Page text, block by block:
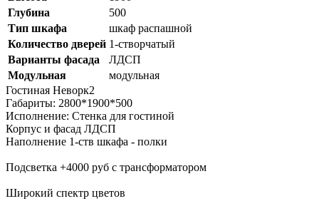
Глубина
500
Тип шкафа
шкаф распашной
Количество дверей 1-створчатый
Варианты фасада
ЛДСП
Модульная
модульная
Гостиная Неворк2
Габариты: 2800*1900*500
Исполнение: Стенка для гостиной
Корпус и фасад ЛДСП
Наполнение 1-ств шкафа - полки
Подсветка +4000 руб с трансформатором
Широкий спектр цветов